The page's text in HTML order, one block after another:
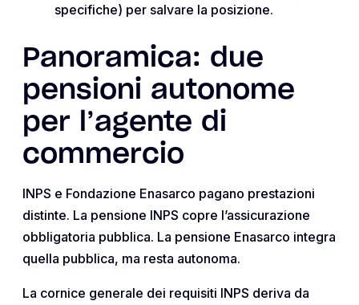
specifiche) per salvare la posizione.
Panoramica: due
pensioni autonome
per l’agente di
commercio
INPS e Fondazione Enasarco pagano prestazioni
distinte. La pensione INPS copre l’assicurazione
obbligatoria pubblica. La pensione Enasarco integra
quella pubblica, ma resta autonoma.
La cornice generale dei requisiti INPS deriva da